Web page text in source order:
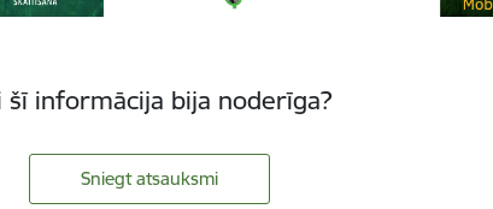
šī informācija bija noderīga?
Sniegt atsauksmi